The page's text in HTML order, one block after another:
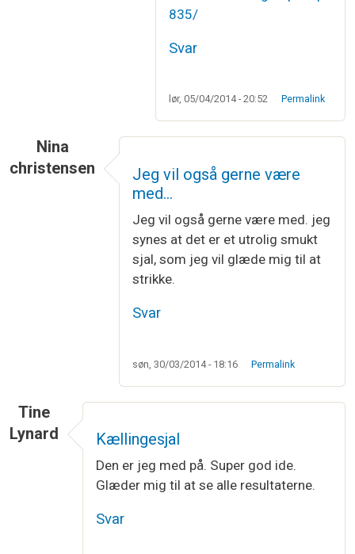
835/
Svar
lør, 05/04/2014 - 20:52 Permalink
Nina
christensen
Jeg vil også gerne være
med…
Jeg vil også gerne være med. jeg
synes at det er et utrolig smukt
sjal, som jeg vil glæde mig til at
strikke.
Svar
søn, 30/03/2014 - 18:16 Permalink
Tine
Lynard
Kællingesjal
Den er jeg med på. Super god ide.
Glæder mig til at se alle resultaterne.
Svar